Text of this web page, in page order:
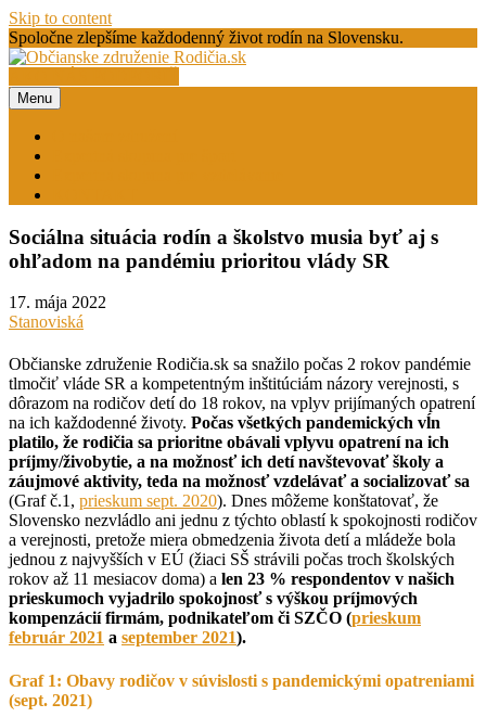
Skip to content
Spoločne zlepšíme každodenný život rodín na Slovensku.
Občianske združenie Rodičia.sk
Menu
Sociálna situácia rodín a školstvo musia byť aj s
ohľadom na pandémiu prioritou vlády SR
17. mája 2022
Stanoviská
Občianske združenie Rodičia.sk sa snažilo počas 2 rokov pandémie
tlmočiť vláde SR a kompetentným inštitúciám názory verejnosti, s
dôrazom na rodičov detí do 18 rokov, na vplyv prijímaných opatrení
na ich každodenné životy. Počas všetkých pandemických vĺn
platilo, že rodičia sa prioritne obávali vplyvu opatrení na ich
príjmy/živobytie, a na možnosť ich detí navštevovať školy a
záujmové aktivity, teda na možnosť vzdelávať a socializovať sa
(Graf č.1, prieskum sept. 2020). Dnes môžeme konštatovať, že
Slovensko nezvládlo ani jednu z týchto oblastí k spokojnosti rodičov
a verejnosti, pretože miera obmedzenia života detí a mládeže bola
jednou z najvyšších v EÚ (žiaci SŠ strávili počas troch školských
rokov až 11 mesiacov doma) a len 23 % respondentov v našich
prieskumoch vyjadrilo spokojnosť s výškou príjmových
kompenzácií firmám, podnikateľom či SZČO (prieskum
február 2021 a september 2021).
Graf 1: Obavy rodičov v súvislosti s pandemickými opatreniami
(sept. 2021)